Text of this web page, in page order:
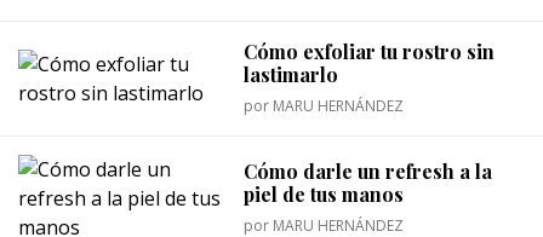
Cómo exfoliar tu rostro sin
lastimarlo
por MARU HERNÁNDEZ
Cómo darle un refresh a la
piel de tus manos
por MARU HERNÁNDEZ